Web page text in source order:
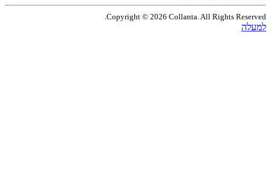
Copyright © 2026 Collanta. All Rights